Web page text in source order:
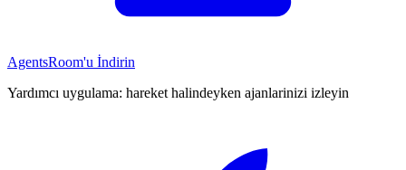
AgentsRoom'u İndirin
Yardımcı uygulama: hareket halindeyken ajanlarinizi izleyin